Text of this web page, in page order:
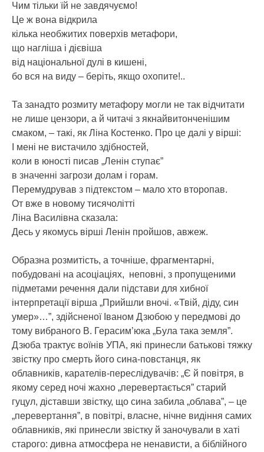
Чим тільки їй не завдячуємо!
Це ж вона відкрила
кілька необжитих поверхів метафори,
що нагліша і дієвіша
від національної дулі в кишені,
бо вся на виду – беріть, якщо охопите!..
Та занадто розмиту метафору могли не так відчитати
не лише цензори, а й читачі з якнайвитонченішим
смаком, – такі, як Ліна Костенко. Про це далі у вірші:
І мені не вистачило здібностей,
коли в юності писав „Ленін ступає”
в значенні загрози долам і горам.
Перемудрував з підтекстом – мало хто второпав.
От вже в новому тисячолітті
Ліна Василівна сказала:
Десь у якомусь вірші Ленін пройшов, авжеж.
Образна розмитість, а точніше, фрагментарні,
побудовані на асоціаціях, неповні, з пропущеними
підметами речення дали підстави для хибної
інтерпретації вірша „Прийшли вночі. «Твій, діду, син
умер»…”, здійсненої Іваном Дзюбою у передмові до
тому вибраного В. Герасим’юка „Була така земля”.
Дзюба трактує воїнів УПА, які принесли батькові тяжку
звістку про смерть його сина-повстанця, як
облавників, карателів-переслідувачів: „Є й повітря, в
якому серед ночі жахно „перевертається” старий
гуцул, діставши звістку, що сина забила „облава”, – це
„перевертання”, в повітрі, власне, нічне видіння самих
облавників, які принесли звістку й заночували в хаті
старого: дивна атмосфера не ненависти, а біблійного